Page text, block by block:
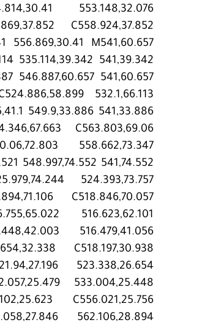
553.148,32.076
C558.924,37.852
556.869,30.41 M541,60.657
535.114,39.342 541,39.342
546.887,60.657 541,60.657
532.1,66.113
549.9,33.886 541,33.886
C563.803,69.06
558.662,73.347
548.997,74.552 541,74.552
524.393,73.757
C518.846,70.057
516.623,62.101
516.479,41.056
C518.197,30.938
523.338,26.654
533.004,25.448
C556.021,25.756
562.106,28.894